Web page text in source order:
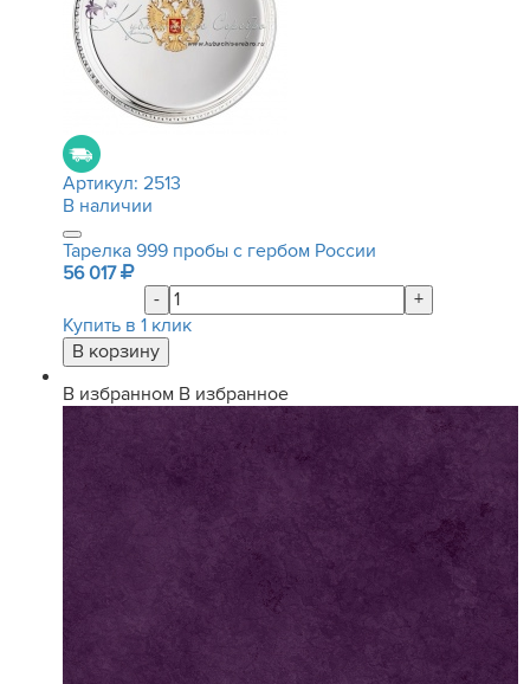
Артикул: 2513
В наличии
Тарелка 999 пробы с гербом России
56 017
-
+
Купить в 1 клик
В избранном В избранное